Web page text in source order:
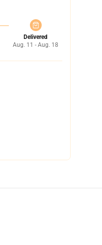
Delivered
Aug. 11 - Aug. 18